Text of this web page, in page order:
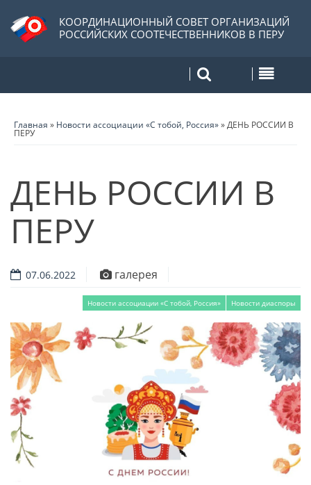
КООРДИНАЦИОННЫЙ СОВЕТ ОРГАНИЗАЦИЙ
РОССИЙСКИХ СООТЕЧЕСТВЕННИКОВ В ПЕРУ
Главная » Новости ассоциации «С тобой, Россия»»ДЕНЬ РОССИИ В
ПЕРУ
ДЕНЬ РОССИИ В
ПЕРУ
07.06.2022 галерея
Новости ассоциации «С тобой, Россия» Новости диаспоры